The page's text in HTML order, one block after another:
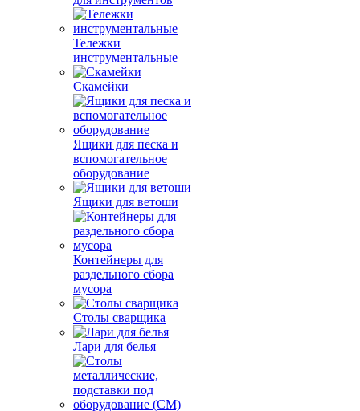
Тележки
инструментальные
Скамейки
Ящики для песка и
вспомогательное
оборудование
Ящики для ветоши
Контейнеры для
раздельного сбора
мусора
Столы сварщика
Лари для белья